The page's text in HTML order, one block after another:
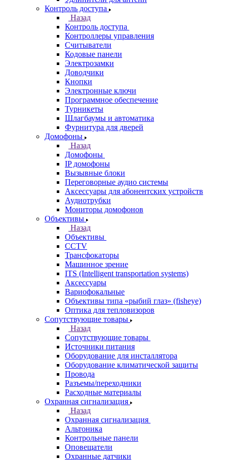
Контроль доступа
Назад
Контроль доступа
Контроллеры управления
Считыватели
Кодовые панели
Электрозамки
Доводчики
Кнопки
Электронные ключи
Программное обеспечение
Турникеты
Шлагбаумы и автоматика
Фурнитура для дверей
Домофоны
Назад
Домофоны
IP домофоны
Вызывные блоки
Переговорные аудио системы
Аксессуары для абонентских устройств
Аудиотрубки
Мониторы домофонов
Объективы
Назад
Объективы
CCTV
Трансфокаторы
Машинное зрение
ITS (Intelligent transportation systems)
Аксессуары
Вариофокальные
Объективы типа «рыбий глаз» (fisheye)
Оптика для тепловизоров
Сопутствующие товары
Назад
Сопутствующие товары
Источники питания
Оборудование для инсталлятора
Оборудование климатической защиты
Провода
Разъемы/переходники
Расходные материалы
Охранная сигнализация
Назад
Охранная сигнализация
Альтоника
Контрольные панели
Оповещатели
Охранные датчики